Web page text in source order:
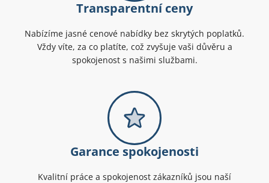
Transparentní ceny
Nabízíme jasné cenové nabídky bez skrytých poplatků.
Vždy víte, za co platíte, což zvyšuje vaši důvěru a
spokojenost s našimi službami.
Garance spokojenosti
Kvalitní práce a spokojenost zákazníků jsou naší